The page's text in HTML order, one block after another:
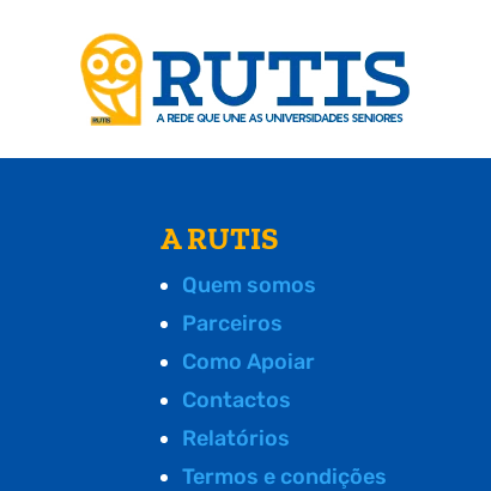
A RUTIS
Quem somos
Parceiros
Como Apoiar
Contactos
Relatórios
Termos e condições